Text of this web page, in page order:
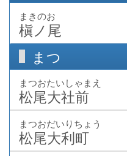
まきのお
槇ノ尾
まつ
まつおたいしゃまえ
松尾大社前
まつおだいりちょう
松尾大利町